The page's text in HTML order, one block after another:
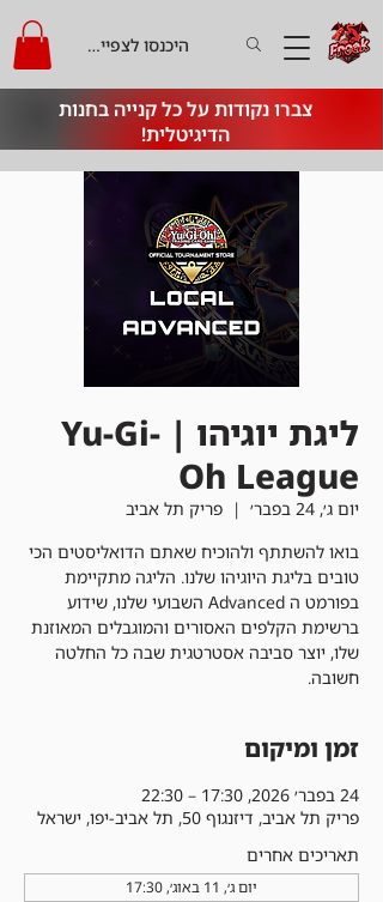
צברו נקודות על כל קנייה בחנות
הדיגיטלית!
היכנסו לצפייה בקרדיט
ליגת יוגיהו | Yu-Gi-
Oh League
יום ג׳, 24 בפבר׳
  |
פריק תל אביב
בואו להשתתף ולהוכיח שאתם הדואליסטים הכי
טובים בליגת היוגיהו שלנו. הליגה מתקיימת
בפורמט ה Advanced השבועי שלנו, שידוע
ברשימת הקלפים האסורים והמוגבלים המאוזנת
שלו, יוצר סביבה אסטרטגית שבה כל החלטה
חשובה.
זמן ומיקום
24 בפבר׳ 2026, 17:30 – 22:30
פריק תל אביב, דיזנגוף 50, תל אביב-יפו, ישראל
תאריכים אחרים
יום ג׳, 11 באוג׳, 17:30